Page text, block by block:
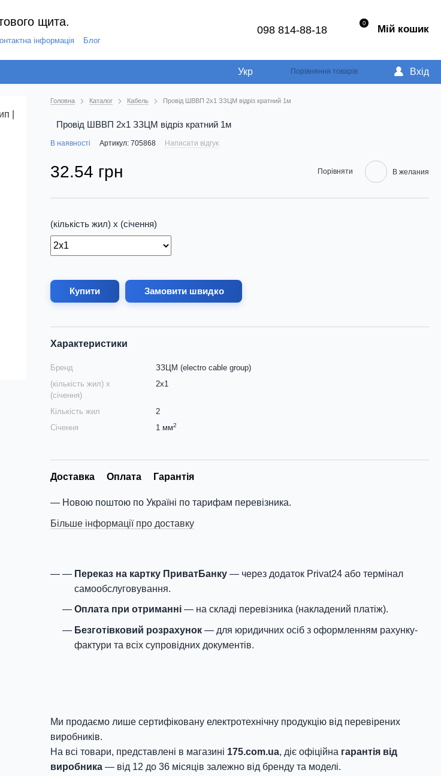
щита.
інформація Блог
098 814-88-18
0 Мій кошик
Укр Порівняння товарів Вхід
Головна Каталог Кабель Провід ШВВП 2х1 ЗЗЦМ відріз кратний 1м
Провід ШВВП 2х1 ЗЗЦМ відріз кратний 1м
В наявності Артикул: 705868 Написати відгук
32.54 грн Порівняти В желания
(кількість жил) х (січення)
Купити Замовити швидко
Характеристики
Бренд
ЗЗЦМ (electro cable group)
(кількість жил) х
(січення)
2х1
Кількість жил
2
Січення
1 мм2
Доставка Оплата Гарантія
Новою поштою по Україні по тарифам перевізника.
Більше інформації про доставку
Переказ на картку ПриватБанку — через додаток Privat24 або термінал
самообслуговування.
Оплата при отриманні — на складі перевізника (накладений платіж).
Безготівковий розрахунок — для юридичних осіб з оформленням рахунку-
фактури та всіх супровідних документів.
Ми продаємо лише сертифіковану електротехнічну продукцію від перевірених
виробників.
На всі товари, представлені в магазині 175.com.ua, діє офіційна гарантія від
виробника — від 12 до 36 місяців залежно від бренду та моделі.